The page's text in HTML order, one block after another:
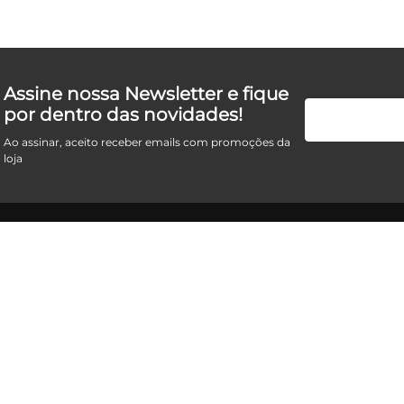
Assine nossa Newsletter e fique
por dentro das novidades!
Ao assinar, aceito receber emails com promoções da
loja